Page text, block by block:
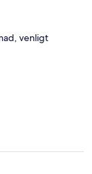
venligt